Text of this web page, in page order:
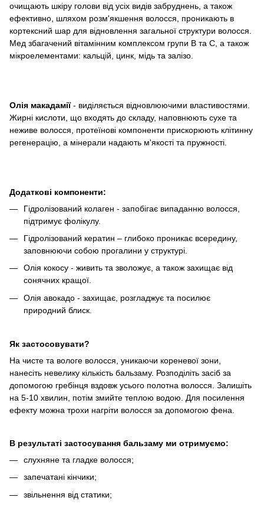
очищають шкіру голови від усіх видів забруднень, а також
ефективно, шляхом розм'якшення волосся, проникають в
кортексний шар для відновлення загальної структури волосся.
Мед збагачений вітамінним комплексом групи В та С, а також
мікроелементами: кальцій, цинк, мідь та залізо.
Олія макадамії- виділяється відновлюючими властивостями.
Жирні кислоти, що входять до складу, наповнюють сухе та
неживе волосся, протеїнові компоненти прискорюють клітинну
регенерацію, а мінерали надають м'якості та пружності.
Додаткові компоненти:
Гідролізований колаген - запобігає випаданню волосся,
підтримує фолікулу.
Гідролізований кератин – глибоко проникає всередину,
заповнюючи собою прогалини у структурі.
Олія кокосу - живить та зволожує, а також захищає від
сонячних кращої.
Олія авокадо - захищає, розгладжує та посилює
природний блиск.
Як застосовувати?
На чисте та вологе волосся, уникаючи кореневої зони,
нанесіть невелику кількість бальзаму. Розподіліть засіб за
допомогою гребінця вздовж усього полотна волосся. Залишіть
на 5-10 хвилин, потім змийте теплою водою. Для посилення
ефекту можна трохи нагріти волосся за допомогою фена.
В результаті застосування бальзаму ми отримуємо:
слухняне та гладке волосся;
запечатані кінчики;
звільнення від статики;